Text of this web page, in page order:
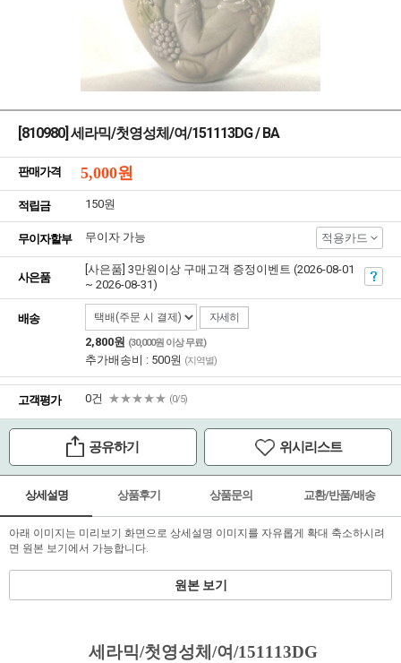
[810980] 세라믹/첫영성체/여/151113DG / BA
판매가격 5,000원
적립금 150원
무이자할부 무이자 가능 적용카드
사은품
[사은품] 3만원이상 구매고객 증정이벤트 (2026-08-01
~ 2026-08-31)
배송 자세히
2,800원 (30,000원 이상 무료)
추가배송비 : 500원 (지역별)
고객평가 0건 ★★★★★ (0/5)
공유하기 위시리스트
상세설명 상품후기 상품문의 교환/반품/배송
아래 이미지는 미리보기 화면으로 상세설명 이미지를 자유롭게 확대 축소하시려
면 원본 보기에서 가능합니다.
원본 보기
세라믹/첫영성체/여/151113DG